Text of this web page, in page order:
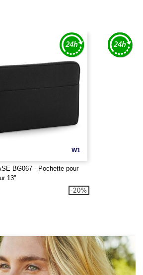
W1
BG067 - Pochette pour
13''
-20%